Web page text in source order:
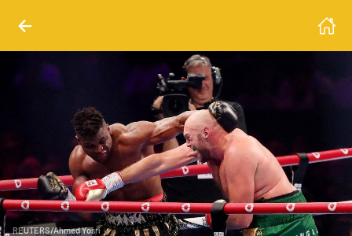
REUTERS/Ahmed Yosri